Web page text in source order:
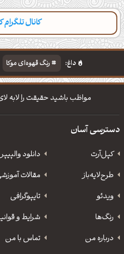
کانال
داغ: رنگ قهوه‌ای موکا
دانلود والپیپر مذهبی
مواظب باشید حقیقت را لابه
دسترسی آسان
کپل‌آرت دانلود‌ والپیپر
طرح‌لایه‌باز
مقالات
ویدئو
‌تایپوگرافی
رنگ‌ها
شرایط و
درباره من
تماس با من